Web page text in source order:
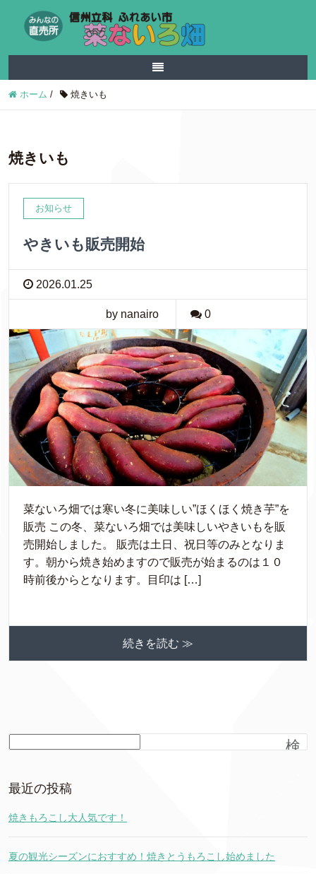
ホーム / 焼きいも
焼きいも
お知らせ
やきいも販売開始
2026.01.25
by nanairo 0
菜ないろ畑では寒い冬に美味しい”ほくほく焼き芋”を
販売 この冬、菜ないろ畑では美味しいやきいもを販
売開始しました。 販売は土日、祝日等のみとなりま
す。朝から焼き始めますので販売が始まるのは１０
時前後からとなります。目印は […]
続きを読む ≫
検
最近の投稿
焼きもろこし大人気です！
夏の観光シーズンにおすすめ！焼きとうもろこし始めました